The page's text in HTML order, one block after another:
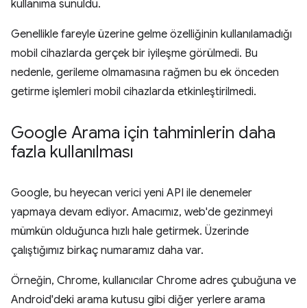
kullanıma sunuldu.
Genellikle fareyle üzerine gelme özelliğinin kullanılamadığı
mobil cihazlarda gerçek bir iyileşme görülmedi. Bu
nedenle, gerileme olmamasına rağmen bu ek önceden
getirme işlemleri mobil cihazlarda etkinleştirilmedi.
Google Arama için tahminlerin daha
fazla kullanılması
Google, bu heyecan verici yeni API ile denemeler
yapmaya devam ediyor. Amacımız, web'de gezinmeyi
mümkün olduğunca hızlı hale getirmek. Üzerinde
çalıştığımız birkaç numaramız daha var.
Örneğin, Chrome, kullanıcılar Chrome adres çubuğuna ve
Android'deki arama kutusu gibi diğer yerlere arama